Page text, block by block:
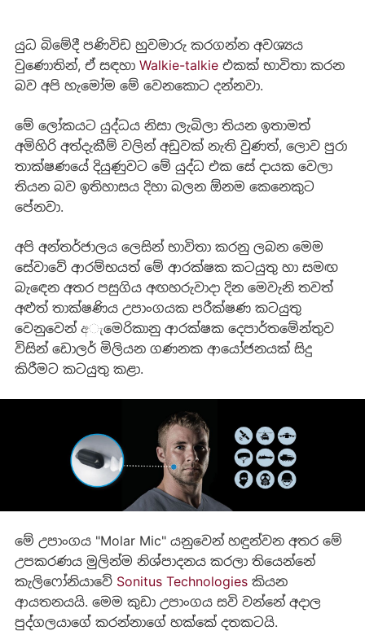
යුධ බිමේදී පණිවිඩ හුවමාරු කරගන්න අවශ්‍යය
වුණොතින්, ඒ සඳහා Walkie-talkieඑකක් භාවිතා කරන
බව අපි හැමෝම මේ වෙනකොට දන්නවා.
මේ ලෝකයට යුද්ධය නිසා ලැබිලා තියන ඉතාමත්
අමිහිරි අත්දැකීම් වලින් අඩුවක් නැති වුණත්, ලොව පුරා
තාක්ෂණයේ දියුණුවට මේ යුද්ධ එක සේ දායක වෙලා
තියන බව ඉතිහාසය දිහා බලන ඕනම කෙනෙකුට
පේනවා.
අපි අන්තර්ජාලය ලෙසින් භාවිතා කරනු ලබන මෙම
සේවාවේ ආරම්භයත් මේ ආරක්ෂක කටයුතු හා සමඟ
බැ‍ඳෙන අතර පසුගිය අඟහරුවාදා දින මෙවැනි තවත්
අළුත් තාක්ෂණිය උපාංගයක පරීක්ෂණ කටයුතු
වෙනුවෙන් අැමෙරිකානු ආරක්ෂක දෙපාර්තමේන්තුව
විසින් ඩොලර් මිලියන ගණනක ආයෝජනයක් සිදු
කිරීමට කටයුතු කළා.
මේ උපාංගය "Molar Mic" යනුවෙන් හඳුන්වන අතර මේ
උපකරණය මුලින්ම නිශ්පාදනය කරලා තියෙන්නේ
කැලිෆෝනියාවේ Sonitus Technologiesකියන
ආයතනයයි. මෙම කුඩා උපාංගය සවි වන්නේ අදාල
පුද්ගලයාගේ කරන්නාගේ හක්කේ දතකටයි.